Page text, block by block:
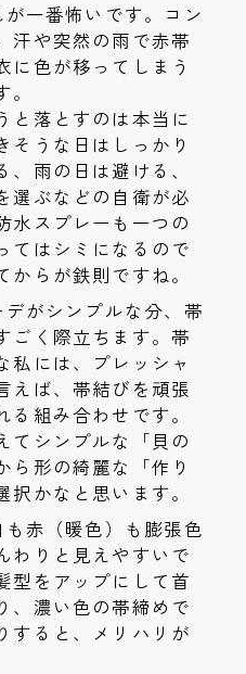
一番怖いです。コン
汗や突然の雨で赤帯
に色が移ってしまう
と落とすのは本当に
そうな日はしっかり
雨の日は避ける、
選ぶなどの自衛が必
水スプレーも一つの
てはシミになるので
からが鉄則ですね。
がシンプルな分、帯
ごく際立ちます。帯
私には、プレッシャ
えば、帯結びを頑張
組み合わせです。
てシンプルな「貝の
ら形の綺麗な「作り
かなと思います。
赤（暖色）も膨張色
わりと見えやすいで
型をアップにして首
、濃い色の帯締めで
すると、メリハリが